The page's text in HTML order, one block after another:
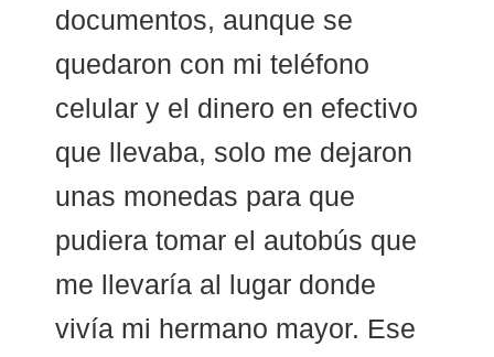
documentos, aunque se
quedaron con mi teléfono
celular y el dinero en efectivo
que llevaba, solo me dejaron
unas monedas para que
pudiera tomar el autobús que
me llevaría al lugar donde
vivía mi hermano mayor. Ese